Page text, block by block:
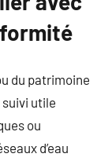
du patrimoine
utile
ou
d’eau